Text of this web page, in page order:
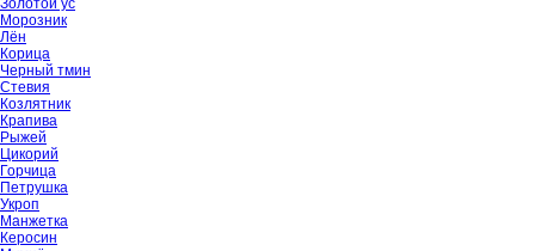
Золотой ус
Морозник
Лён
Корица
Черный тмин
Стевия
Козлятник
Крапива
Рыжей
Цикорий
Горчица
Петрушка
Укроп
Манжетка
Керосин